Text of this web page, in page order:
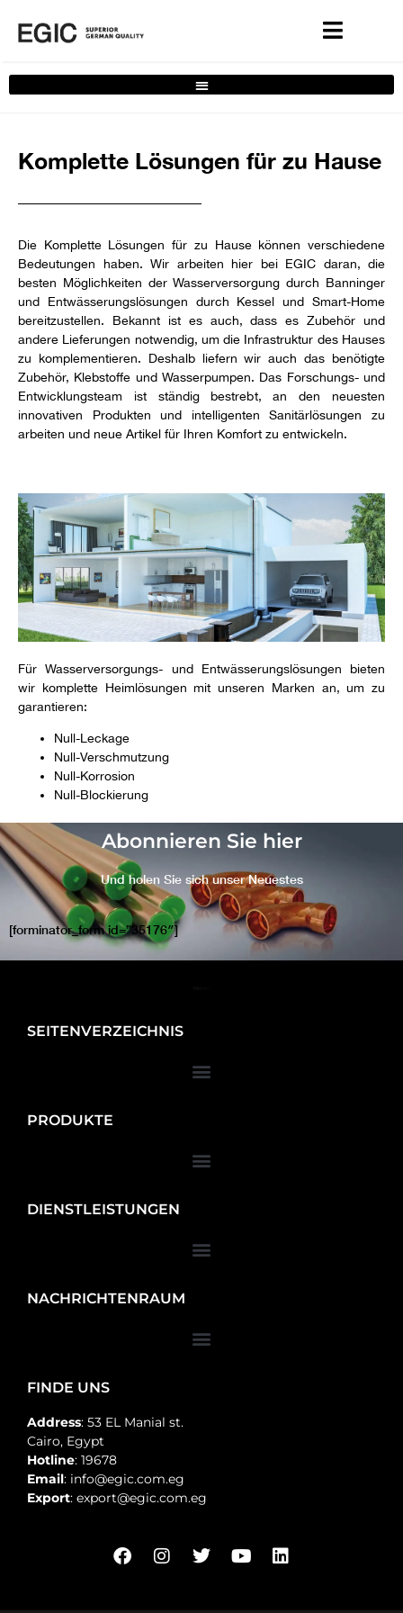
Dienste-Filter
Komplette Lösungen für zu Hause
Die Komplette Lösungen für zu Hause können verschiedene
Bedeutungen haben. Wir arbeiten hier bei EGIC daran, die
besten Möglichkeiten der Wasserversorgung durch Banninger
und Entwässerungslösungen durch Kessel und Smart-Home
bereitzustellen. Bekannt ist es auch, dass es Zubehör und
andere Lieferungen notwendig, um die Infrastruktur des Hauses
zu komplementieren. Deshalb liefern wir auch das benötigte
Zubehör, Klebstoffe und Wasserpumpen. Das Forschungs- und
Entwicklungsteam ist ständig bestrebt, an den neuesten
innovativen Produkten und intelligenten Sanitärlösungen zu
arbeiten und neue Artikel für Ihren Komfort zu entwickeln.
Für Wasserversorgungs- und Entwässerungslösungen bieten
wir komplette Heimlösungen mit unseren Marken an, um zu
garantieren:
Null-Leckage
Null-Verschmutzung
Null-Korrosion
Null-Blockierung
Abonnieren Sie hier
Und holen Sie sich unser Neuestes
[forminator_form id=”35176″]
SEITENVERZEICHNIS
PRODUKTE
DIENSTLEISTUNGEN
NACHRICHTENRAUM
FINDE UNS
Address: 53 EL Manial st.
Cairo, Egypt
Hotline: 19678
Email: info@egic.com.eg
Export: export@egic.com.eg